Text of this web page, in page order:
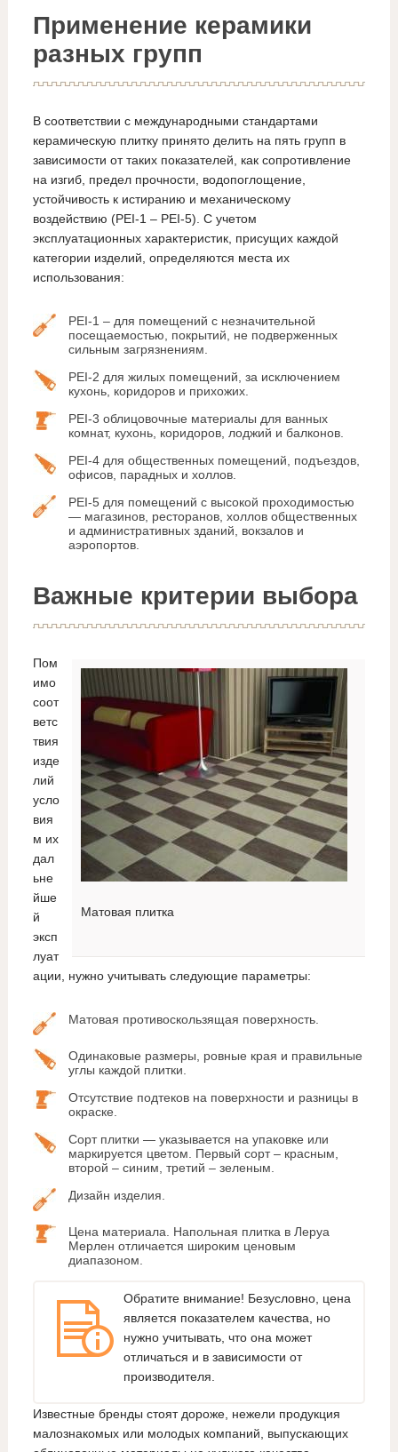
Применение керамики
разных групп
В соответствии с международными стандартами
керамическую плитку принято делить на пять групп в
зависимости от таких показателей, как сопротивление
на изгиб, предел прочности, водопоглощение,
устойчивость к истиранию и механическому
воздействию (PEI-1 – PEI-5). С учетом
эксплуатационных характеристик, присущих каждой
категории изделий, определяются места их
использования:
PEI-1 – для помещений с незначительной
посещаемостью, покрытий, не подверженных
сильным загрязнениям.
PEI-2 для жилых помещений, за исключением
кухонь, коридоров и прихожих.
PEI-3 облицовочные материалы для ванных
комнат, кухонь, коридоров, лоджий и балконов.
PEI-4 для общественных помещений, подъездов,
офисов, парадных и холлов.
PEI-5 для помещений с высокой проходимостью
— магазинов, ресторанов, холлов общественных
и административных зданий, вокзалов и
аэропортов.
Важные критерии выбора
Матовая плитка
Пом
имо
соот
ветс
твия
изде
лий
усло
вия
м их
дал
ьне
йше
й
эксп
луат
ации, нужно учитывать следующие параметры:
Матовая противоскользящая поверхность.
Одинаковые размеры, ровные края и правильные
углы каждой плитки.
Отсутствие подтеков на поверхности и разницы в
окраске.
Сорт плитки — указывается на упаковке или
маркируется цветом. Первый сорт – красным,
второй – синим, третий – зеленым.
Дизайн изделия.
Цена материала. Напольная плитка в Леруа
Мерлен отличается широким ценовым
диапазоном.
Обратите внимание! Безусловно, цена
является показателем качества, но
нужно учитывать, что она может
отличаться и в зависимости от
производителя.
Известные бренды стоят дороже, нежели продукция
малознакомых или молодых компаний, выпускающих